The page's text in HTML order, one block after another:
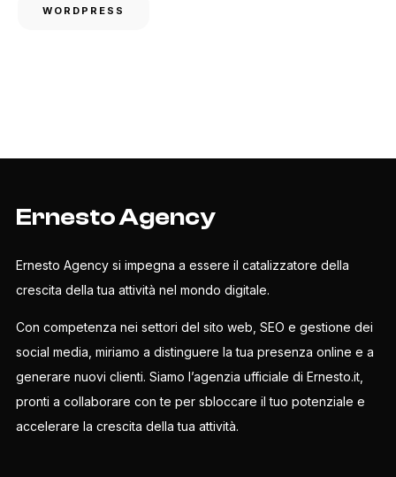
WORDPRESS
Ernesto Agency
Ernesto Agency si impegna a essere il catalizzatore della
crescita della tua attività nel mondo digitale.
Con competenza nei settori del sito web, SEO e gestione dei
social media, miriamo a distinguere la tua presenza online e a
generare nuovi clienti. Siamo l’agenzia ufficiale di Ernesto.it,
pronti a collaborare con te per sbloccare il tuo potenziale e
accelerare la crescita della tua attività.